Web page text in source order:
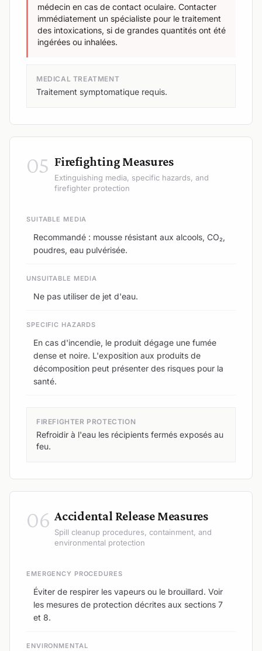
médecin en cas de contact oculaire. Contacter
immédiatement un spécialiste pour le traitement
des intoxications, si de grandes quantités ont été
ingérées ou inhalées.
MEDICAL TREATMENT
Traitement symptomatique requis.
05 Firefighting Measures
Extinguishing media, specific hazards, and
firefighter protection
SUITABLE MEDIA
Recommandé : mousse résistant aux alcools, CO₂,
poudres, eau pulvérisée.
UNSUITABLE MEDIA
Ne pas utiliser de jet d'eau.
SPECIFIC HAZARDS
En cas d'incendie, le produit dégage une fumée
dense et noire. L'exposition aux produits de
décomposition peut présenter des risques pour la
santé.
FIREFIGHTER PROTECTION
Refroidir à l'eau les récipients fermés exposés au
feu.
06 Accidental Release Measures
Spill cleanup procedures, containment, and
environmental protection
EMERGENCY PROCEDURES
Éviter de respirer les vapeurs ou le brouillard. Voir
les mesures de protection décrites aux sections 7
et 8.
ENVIRONMENTAL